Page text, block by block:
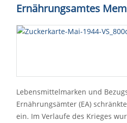
Ernährungsamtes
Lebensmittelmarken und
Ernährungsämter (EA)
ein. Im Verlaufe des Krieges